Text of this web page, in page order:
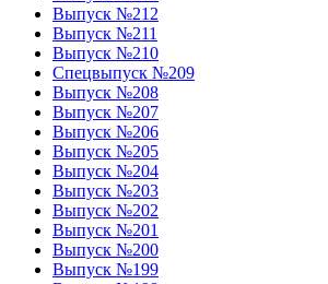
Выпуск №212
Выпуск №211
Выпуск №210
Спецвыпуск №209
Выпуск №208
Выпуск №207
Выпуск №206
Выпуск №205
Выпуск №204
Выпуск №203
Выпуск №202
Выпуск №201
Выпуск №200
Выпуск №199